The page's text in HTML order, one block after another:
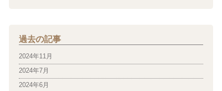
過去の記事
2024年11月
2024年7月
2024年6月